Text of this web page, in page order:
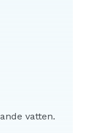
vatten.